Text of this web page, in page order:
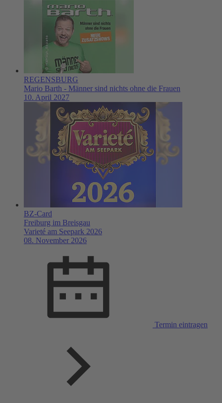
REGENSBURG
Mario Barth - Männer sind nichts ohne die Frauen
10. April 2027
BZ-Card
Freiburg im Breisgau
Varieté am Seepark 2026
08. November 2026
Termin eintragen